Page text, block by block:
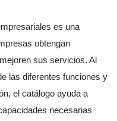
es una
obtengan
sus servicios. Al
las diferentes funciones y
el catálogo ayuda a
necesarias